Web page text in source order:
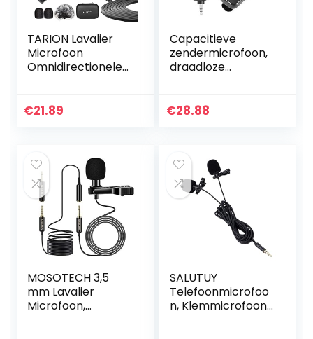
TARION Lavalier
Microfoon
Omnidirectionele
voorruitschuif en 6
€21.89
Capacitieve
zendermicrofoon,
draadloze
computeronderwij
€28.88
MOSOTECH 3,5
mm Lavalier
Microfoon,
SALUTUY
Telefoonmicrofoo
n, Klemmicrofoon